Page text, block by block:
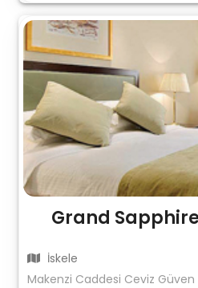
Grand
İskele
Makenzi Caddesi Ceviz Güven